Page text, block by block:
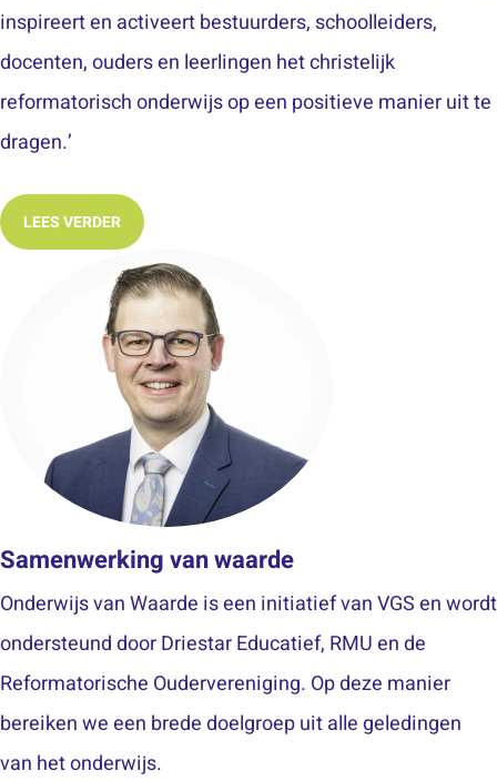
inspireert en activeert bestuurders, schoolleiders,
docenten, ouders en leerlingen het christelijk
reformatorisch onderwijs op een positieve manier uit te
dragen.’
LEES VERDER
Samenwerking van waarde
Onderwijs van Waarde is een initiatief van VGS en wordt
ondersteund door Driestar Educatief, RMU en de
Reformatorische Oudervereniging. Op deze manier
bereiken we een brede doelgroep uit alle geledingen
van het onderwijs.